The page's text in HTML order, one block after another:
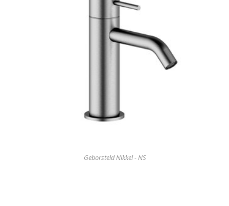
Geborsteld Nikkel - NS